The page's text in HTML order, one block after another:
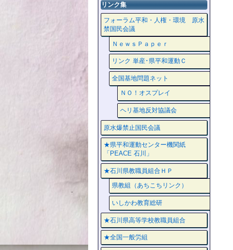
リンク集
フォーラム平和・人権・環境 原水
禁国民会議
ＮｅｗｓＰａｐｅｒ
リンク 単産･県平和運動Ｃ
全国基地問題ネット
ＮＯ！オスプレイ
ヘリ基地反対協議会
原水爆禁止国民会議
★県平和運動センター機関紙
「PEACE 石川」
★石川県教職員組合ＨＰ
県教組（あちこちリンク）
いしかわ教育総研
★石川県高等学校教職員組合
★全国一般労組